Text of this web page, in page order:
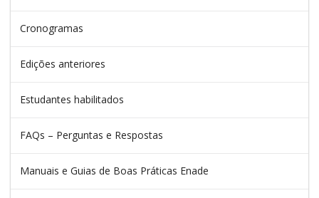
Cronogramas
Edições anteriores
Estudantes habilitados
FAQs – Perguntas e Respostas
Manuais e Guias de Boas Práticas Enade